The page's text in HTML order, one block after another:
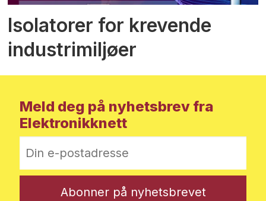
Isolatorer for krevende
industrimiljøer
Meld deg på nyhetsbrev fra
Elektronikknett